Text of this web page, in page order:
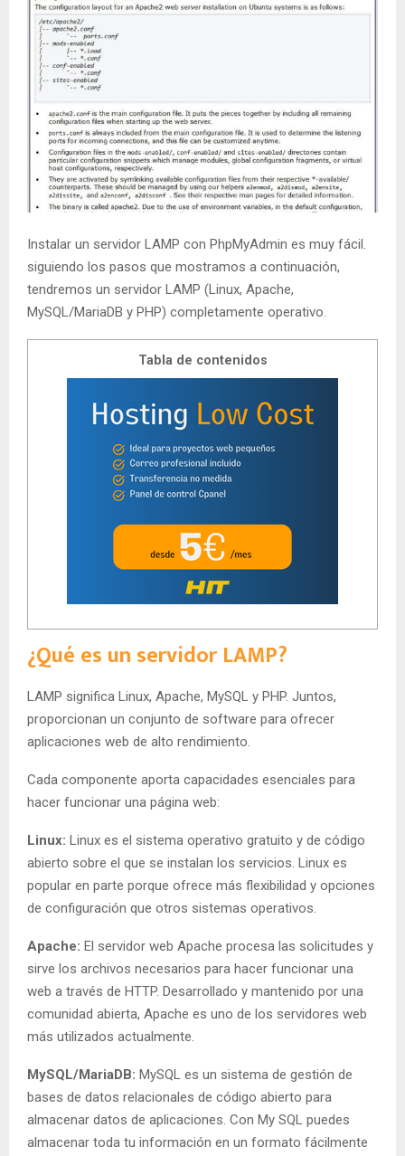
Instalar un servidor LAMP con PhpMyAdmin es muy fácil.
siguiendo los pasos que mostramos a continuación,
tendremos un servidor LAMP (Linux, Apache,
MySQL/MariaDB y PHP) completamente operativo.
Tabla de contenidos
¿Qué es un servidor LAMP?
LAMP significa Linux, Apache, MySQL y PHP. Juntos,
proporcionan un conjunto de software para ofrecer
aplicaciones web de alto rendimiento.
Cada componente aporta capacidades esenciales para
hacer funcionar una página web:
Linux: Linux es el sistema operativo gratuito y de código
abierto sobre el que se instalan los servicios. Linux es
popular en parte porque ofrece más flexibilidad y opciones
de configuración que otros sistemas operativos.
Apache: El servidor web Apache procesa las solicitudes y
sirve los archivos necesarios para hacer funcionar una
web a través de HTTP. Desarrollado y mantenido por una
comunidad abierta, Apache es uno de los servidores web
más utilizados actualmente.
MySQL/MariaDB: MySQL es un sistema de gestión de
bases de datos relacionales de código abierto para
almacenar datos de aplicaciones. Con My SQL puedes
almacenar toda tu información en un formato fácilmente